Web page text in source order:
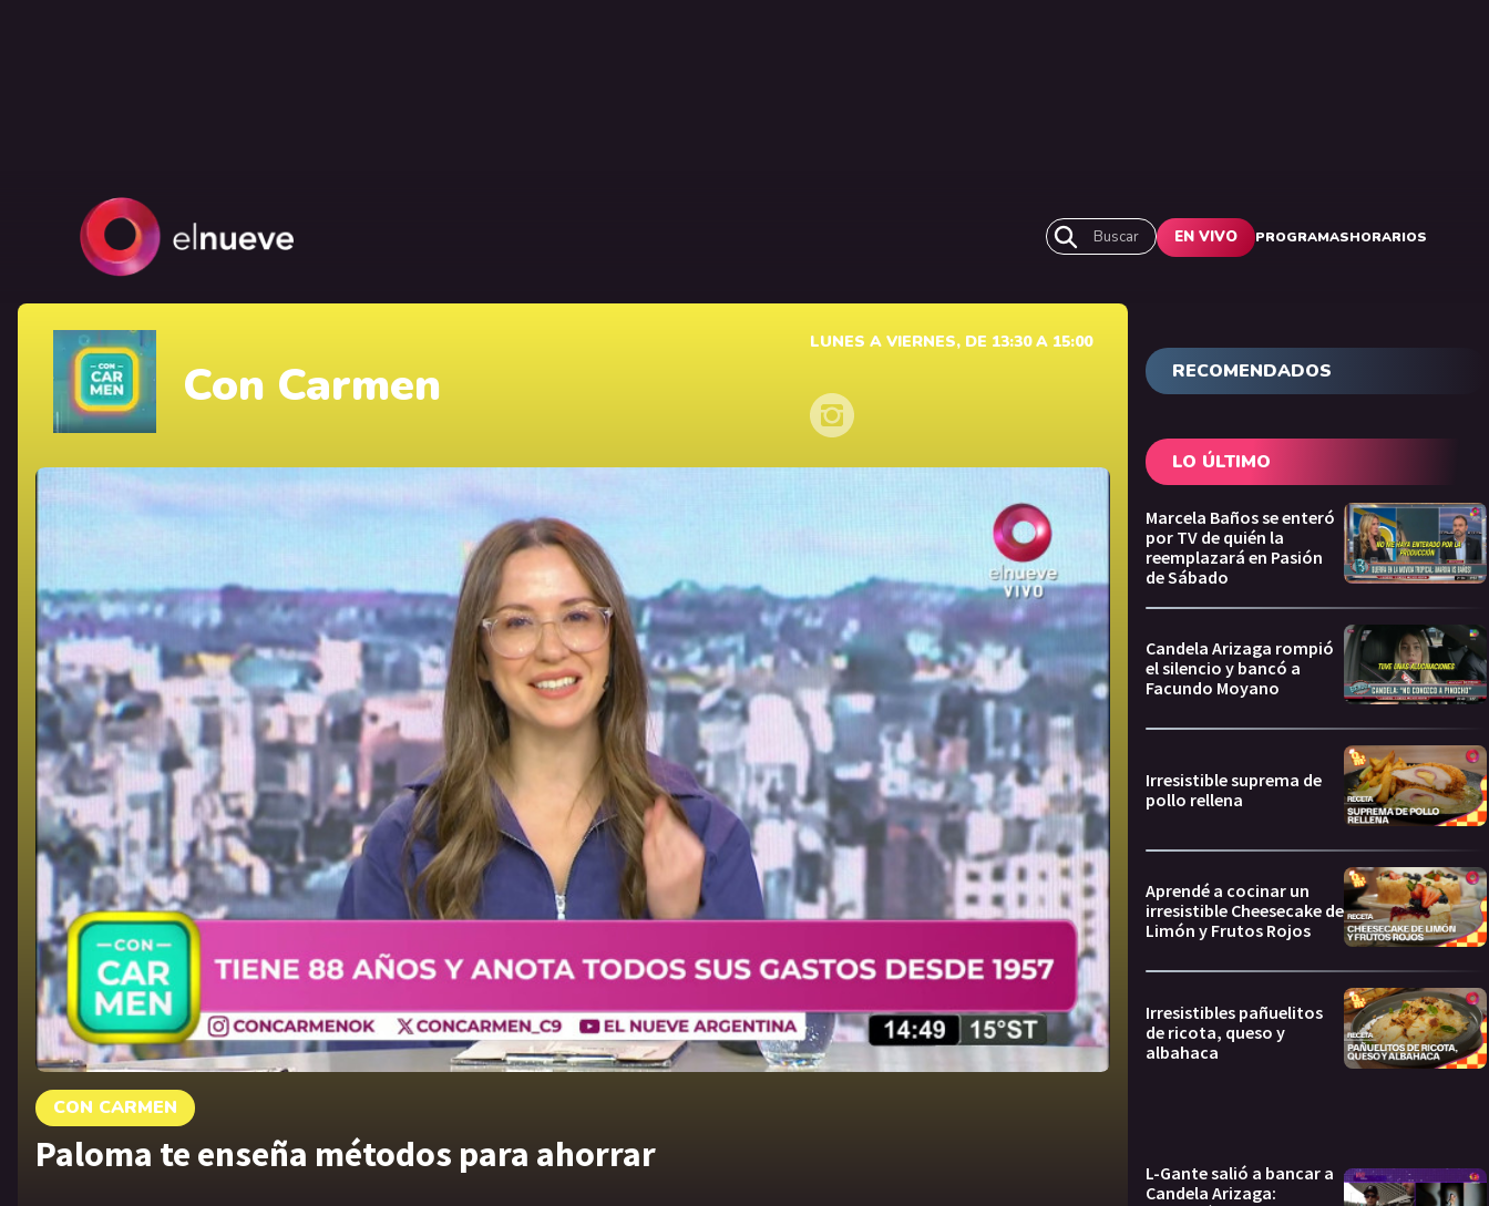
Buscar EN VIVO PROGRAMASHORARIOS
Con Carmen
LUNES A VIERNES, DE 13:30 A 15:00
CON CARMEN
Paloma te enseña métodos para ahorrar
RECOMENDADOS
LO ÚLTIMO
Marcela Baños se enteró
por TV de quién la
reemplazará en Pasión
de Sábado
Candela Arizaga rompió
el silencio y bancó a
Facundo Moyano
Irresistible suprema de
pollo rellena
Aprendé a cocinar un
irresistible Cheesecake de
Limón y Frutos Rojos
Irresistibles pañuelitos
de ricota, queso y
albahaca
L-Gante salió a bancar a
Candela Arizaga: